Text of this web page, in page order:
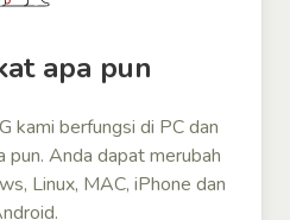
apa pun
kami berfungsi di PC dan
Anda dapat merubah
Linux, MAC, iPhone dan